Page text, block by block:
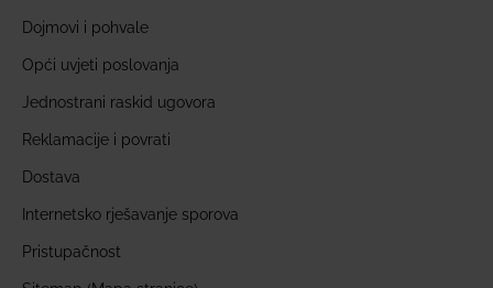
Dojmovi i pohvale
Opći uvjeti poslovanja
Jednostrani raskid ugovora
Reklamacije i povrati
Dostava
Internetsko rješavanje sporova
Pristupačnost